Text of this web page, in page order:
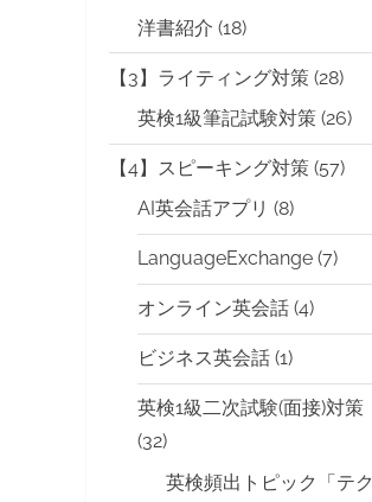
洋書紹介 (18)
【3】ライティング対策 (28)
英検1級筆記試験対策 (26)
【4】スピーキング対策 (57)
AI英会話アプリ (8)
LanguageExchange (7)
オンライン英会話 (4)
ビジネス英会話 (1)
英検1級二次試験(面接)対策
(32)
英検頻出トピック「テク